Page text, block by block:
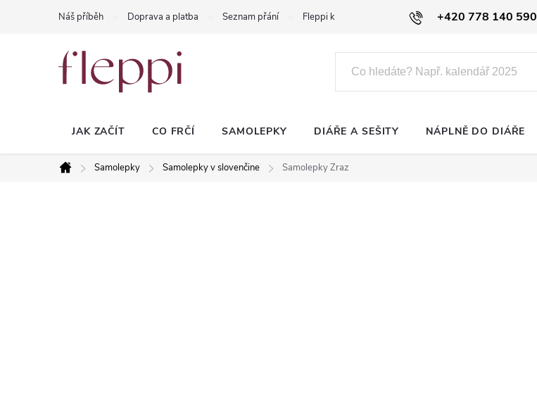
+420 778 140 590
Náš příběh Doprava a platba Seznam přání Fleppi klub
JAK ZAČÍT CO FRČÍ SAMOLEPKY DIÁŘE A SEŠITY NÁPLNĚ DO DIÁŘE
Domů
Samolepky Samolepky v slovenčine Samolepky Zraz